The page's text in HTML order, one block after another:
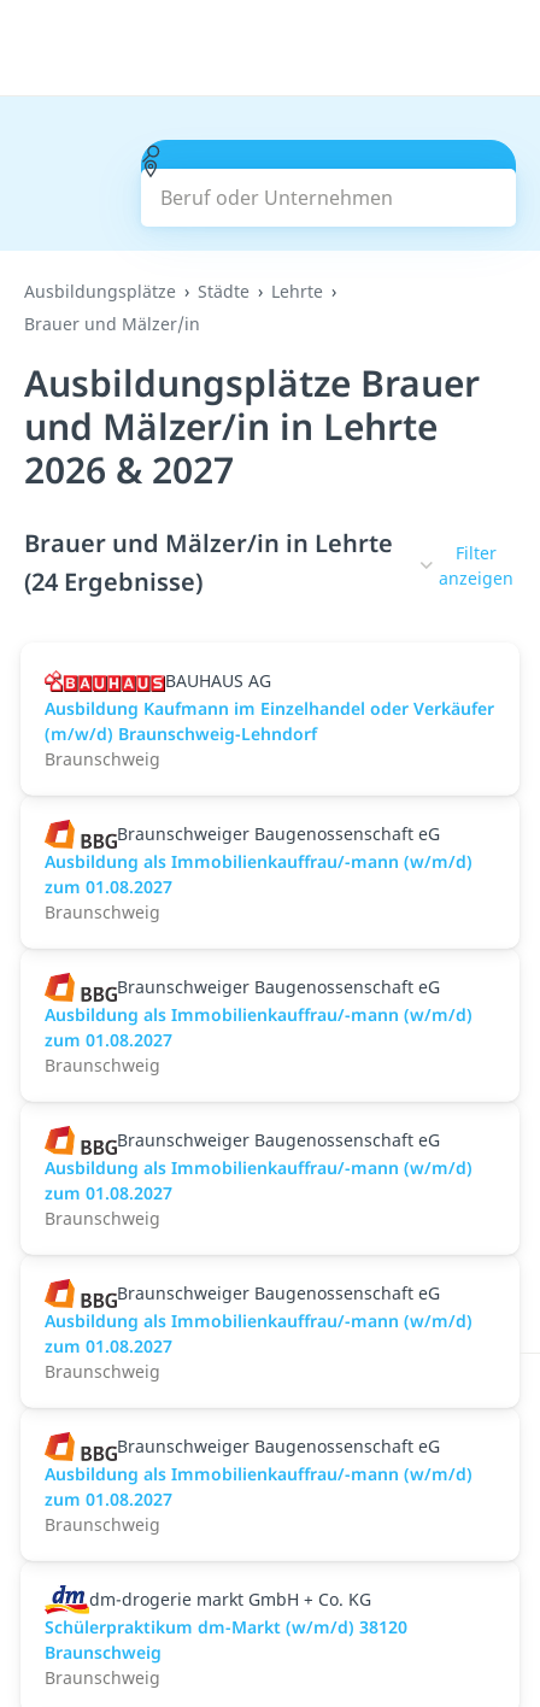
Beruf oder Unternehmen
Suchen
Ausbildungsplätze Städte
Lehrte
Brauer und Mälzer/in
Ausbildungsplätze Brauer
und Mälzer/in in Lehrte
2026 & 2027
Brauer und Mälzer/in in Lehrte
(24 Ergebnisse)
Filter
anzeigen
BAUHAUS AG
Ausbildung Kaufmann im Einzelhandel oder Verkäufer
(m/w/d) Braunschweig-Lehndorf
Braunschweig
Braunschweiger Baugenossenschaft eG
Ausbildung als Immobilienkauffrau/-mann (w/m/d)
zum 01.08.2027
Braunschweig
Braunschweiger Baugenossenschaft eG
Ausbildung als Immobilienkauffrau/-mann (w/m/d)
zum 01.08.2027
Braunschweig
Braunschweiger Baugenossenschaft eG
Ausbildung als Immobilienkauffrau/-mann (w/m/d)
zum 01.08.2027
Braunschweig
Braunschweiger Baugenossenschaft eG
Ausbildung als Immobilienkauffrau/-mann (w/m/d)
zum 01.08.2027
Braunschweig
Braunschweiger Baugenossenschaft eG
Ausbildung als Immobilienkauffrau/-mann (w/m/d)
zum 01.08.2027
Braunschweig
dm-drogerie markt GmbH + Co. KG
Schülerpraktikum dm-Markt (w/m/d) 38120
Braunschweig
Braunschweig